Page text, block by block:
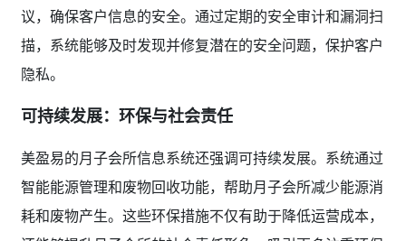
议，确保客户信息的安全。通过定期的安全审计和漏洞扫
描，系统能够及时发现并修复潜在的安全问题，保护客户
隐私。
可持续发展：环保与社会责任
美盈易的月子会所信息系统还强调可持续发展。系统通过
智能能源管理和废物回收功能，帮助月子会所减少能源消
耗和废物产生。这些环保措施不仅有助于降低运营成本，